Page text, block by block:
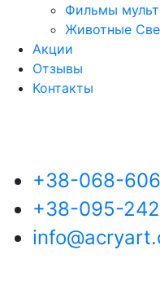
Фильмы
Животные
Акции
Отзывы
Контакты
+38-068-
+38-095-